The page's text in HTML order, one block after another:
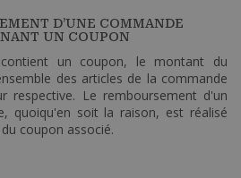
D’UNE COMMANDE
UN COUPON
contient un coupon, le montant du
des articles de la commande
respective. Le remboursement d'un
quoiqu'en soit la raison, est réalisé
coupon associé.